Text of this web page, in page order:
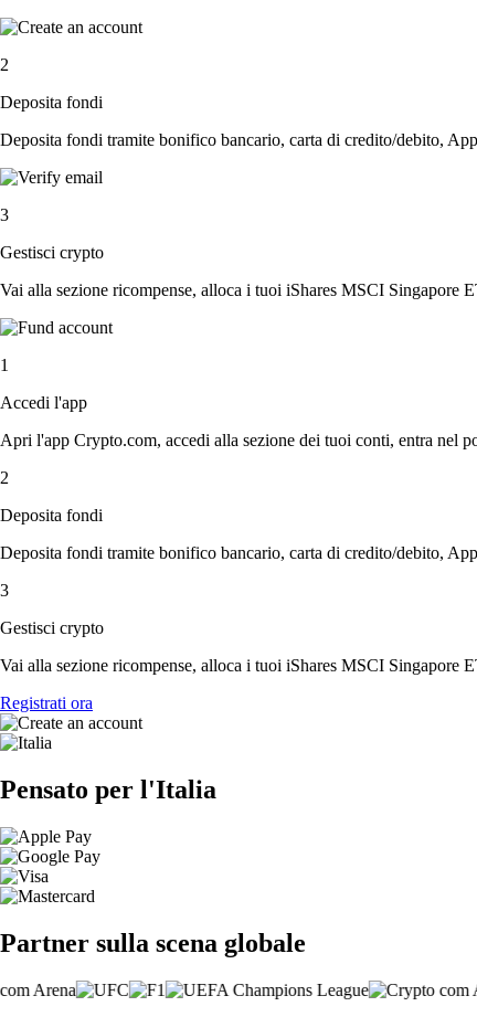
2
Deposita fondi
Deposita fondi tramite bonifico bancario, carta di credito/debito,
3
Gestisci crypto
Vai alla sezione ricompense, alloca i tuoi iShares MSCI Singapore
1
Accedi l'app
Apri l'app Crypto.com, accedi alla sezione dei tuoi conti, entra nel
2
Deposita fondi
Deposita fondi tramite bonifico bancario, carta di credito/debito,
3
Gestisci crypto
Vai alla sezione ricompense, alloca i tuoi iShares MSCI Singapore
Registrati ora
Pensato per l'Italia
Partner sulla scena globale